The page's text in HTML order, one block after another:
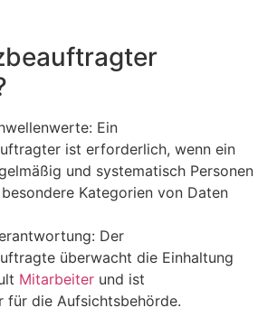
Ein
ist erforderlich, wenn ein
und systematisch Personen
Kategorien von Daten
Der
überwacht die Einhaltung
Mitarbeiter und ist
für die Aufsichtsbehörde.